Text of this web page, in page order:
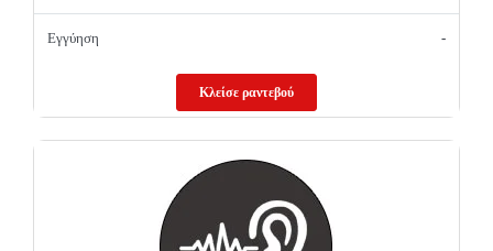
Εγγύηση -
Κλείσε ραντεβού